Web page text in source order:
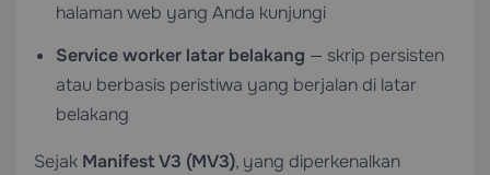
halaman web yang Anda kunjungi
Service worker latar belakang — skrip persisten
atau berbasis peristiwa yang berjalan di latar
belakang
Sejak Manifest V3 (MV3), yang diperkenalkan